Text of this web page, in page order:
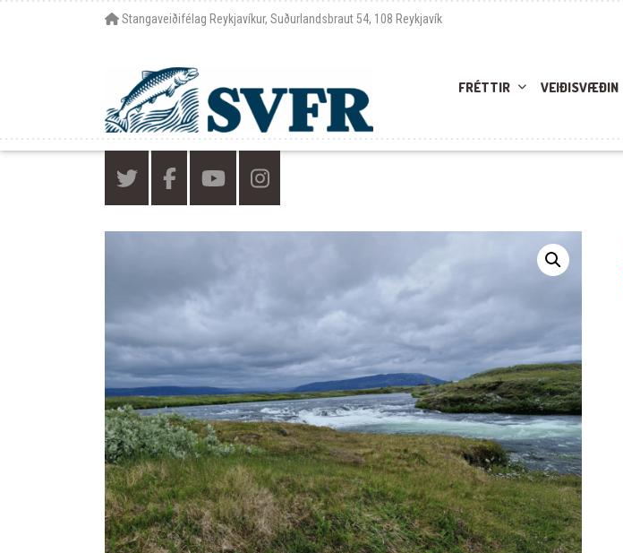
Stangaveiðifélag Reykjavíkur, Suðurlandsbraut 54, 108 Reykjavík
FRÉTTIR VEIÐISVÆÐIN